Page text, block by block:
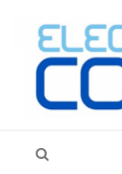
COMPEL